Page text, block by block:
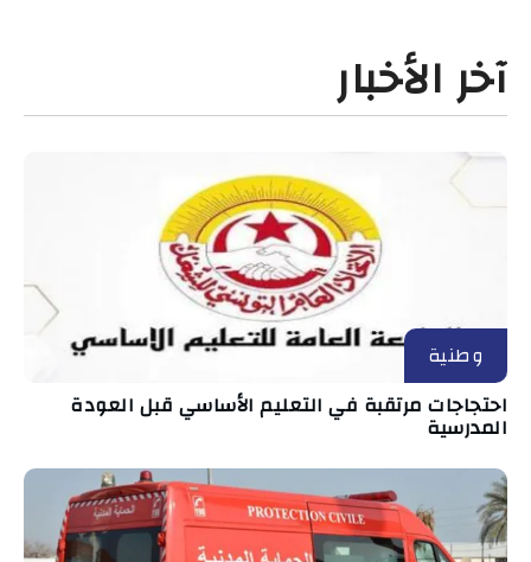
آخر الأخبار
وطنية
احتجاجات مرتقبة في التعليم الأساسي قبل العودة
المدرسية